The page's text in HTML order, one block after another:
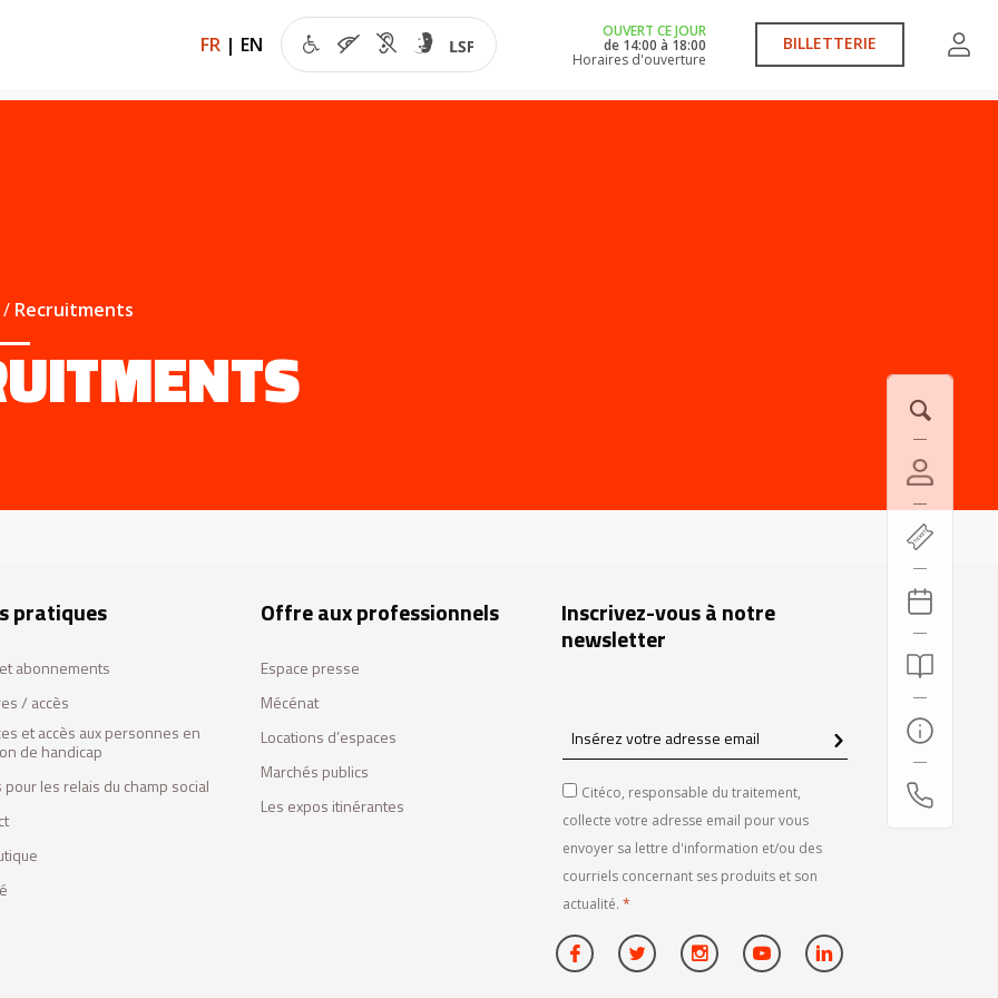
FR | EN
OUVERT CE JOUR
de 14:00 à 18:00
Horaires d'ouverture
BILLETTERIE
Recruitments
pratiques
abonnements
/ accès
et accès aux personnes en
de handicap
pour les relais du champ social
Offre aux professionnels
Espace presse
Mécénat
Locations d’espaces
Marchés publics
Les expos itinérantes
Inscrivez-vous à notre
newsletter
Insérez
votre
adresse
email
Citéco, responsable du traitement,
collecte votre adresse email pour vous
envoyer sa lettre d'information et/ou des
courriels concernant ses produits et son
actualité. *